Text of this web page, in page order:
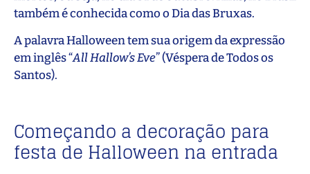
também é conhecida como o Dia das Bruxas.
A palavra Halloween tem sua origem da expressão
em inglês “All Hallow’s Eve” (Véspera de Todos os
Santos).
Começando a decoração para
festa de Halloween na entrada